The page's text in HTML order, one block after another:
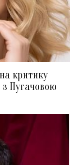
критику
з Пугачовою